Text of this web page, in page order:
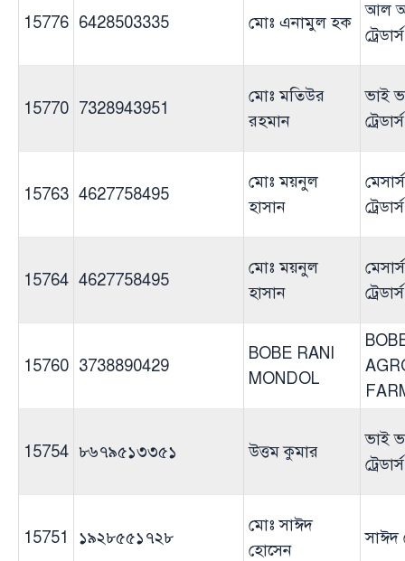
15776 6428503335 মোঃ এনামুল হক
আল
ট্রেডার্স
15770 7328943951
মোঃ মতিউর
রহমান
ভাই
ট্রেডার্স
15763 4627758495
মোঃ ময়নুল
হাসান
ট্রেডার্স
15764 4627758495
মোঃ ময়নুল
হাসান
ট্রেডার্স
15760 3738890429
BOBE RANI
MONDOL
15754 ৮৬৭৯৫১৩৩৫১ উত্তম কুমার
ভাই
ট্রেডার্স
15751 ১৯২৮৫৫১৭২৮
মোঃ সাঈদ
হোসেন
সাঈদ